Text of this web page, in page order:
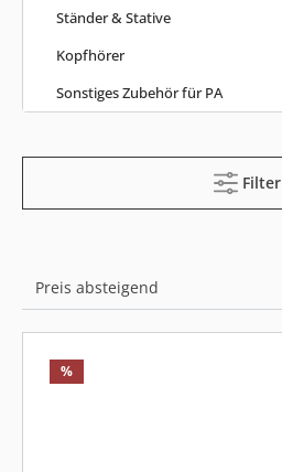
Ständer & Stative
Kopfhörer
Sonstiges Zubehör für PA
Filter
%